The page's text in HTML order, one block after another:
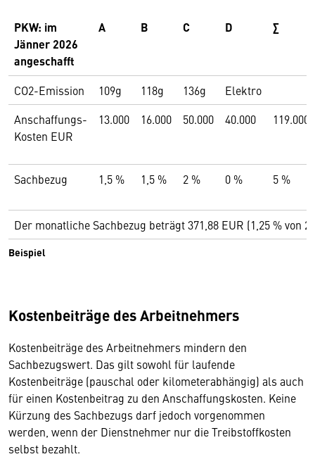
Beispiel
PKW: im
Jänner 2026
angeschafft
A B C D ∑
CO2-Emission 109g 118g 136g
Elektro
Anschaffungs-
Kosten EUR
13.000 16.000 50.000 40.000 119.000
Sachbezug 1,5 % 1,5 % 2 % 0 % 5 %
Der monatliche Sachbezug beträgt 371,88 EUR (1,25 % von
Kostenbeiträge des Arbeitnehmers
Kostenbeiträge des Arbeitnehmers mindern den
Sachbezugswert. Das gilt sowohl für laufende
Kostenbeiträge (pauschal oder kilometerabhängig) als auch
für einen Kostenbeitrag zu den Anschaffungskosten. Keine
Kürzung des Sachbezugs darf jedoch vorgenommen
werden, wenn der Dienstnehmer nur die Treibstoffkosten
selbst bezahlt.